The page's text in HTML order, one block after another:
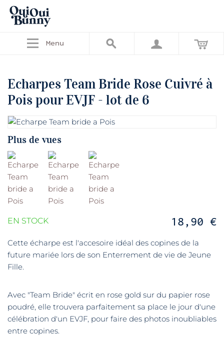
Menu
Echarpes Team Bride Rose Cuivré à
Pois pour EVJF - lot de 6
Plus de vues
18,90 €
EN STOCK
Cette écharpe est l'accesoire idéal des copines de la
future mariée lors de son Enterrement de vie de Jeune
Fille.
Avec "Team Bride" écrit en rose gold sur du papier rose
poudré, elle trouvera parfaitement sa place le jour d'une
célébration d'un EVJF, pour faire des photos inoubliables
entre copines.